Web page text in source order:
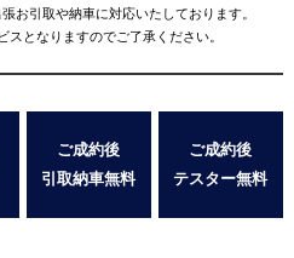
お引取や納車に対応いたしております。
スとなりますのでご了承ください。
ご成約後
引取納車無料
ご成約後
テスター無料